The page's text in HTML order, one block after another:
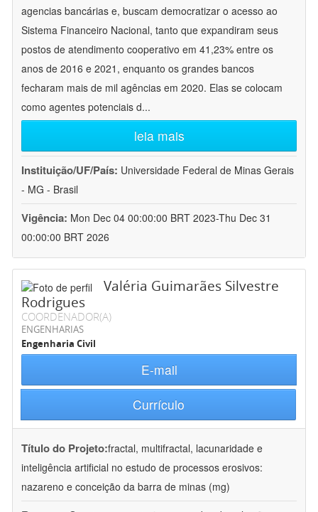
agencias bancárias e, buscam democratizar o acesso ao
Sistema Financeiro Nacional, tanto que expandiram seus
postos de atendimento cooperativo em 41,23% entre os
anos de 2016 e 2021, enquanto os grandes bancos
fecharam mais de mil agências em 2020. Elas se colocam
como agentes potenciais d...
leia mais
Instituição/UF/País: Universidade Federal de Minas Gerais
- MG - Brasil
Vigência: Mon Dec 04 00:00:00 BRT 2023-Thu Dec 31
00:00:00 BRT 2026
Valéria Guimarães Silvestre
Rodrigues
COORDENADOR(A)
ENGENHARIAS
Engenharia Civil
E-mail
Currículo
Título do Projeto:fractal, multifractal, lacunaridade e
inteligência artificial no estudo de processos erosivos:
nazareno e conceição da barra de minas (mg)